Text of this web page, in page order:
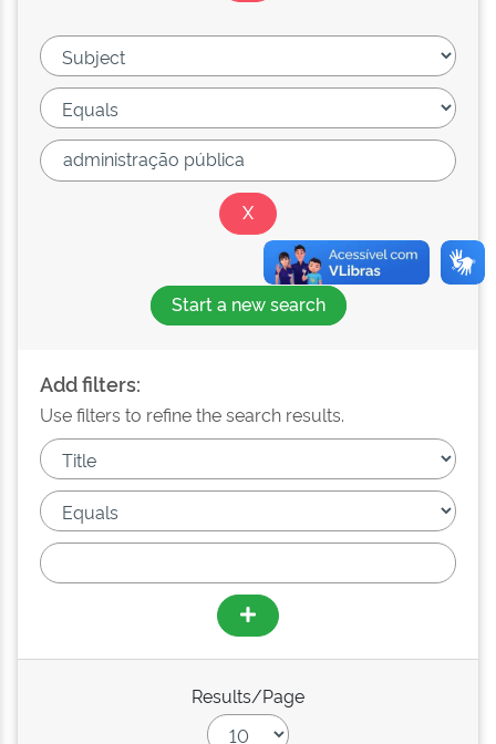
Start a new search
Add filters:
Use filters to refine the search results.
Results/Page